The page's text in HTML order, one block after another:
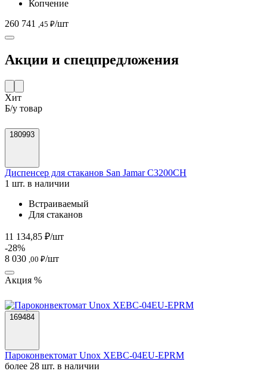
Копчение
260 741 ,45 ₽/шт
Акции и спецпредложения
Хит
Б/у товар
180993
Диспенсер для стаканов San Jamar C3200CH
1 шт. в наличии
Встраиваемый
Для стаканов
11 134,85 ₽/шт
-28%
8 030 ,00 ₽/шт
Акция %
169484
Пароконвектомат Unox XEBC-04EU-EPRM
более 28 шт. в наличии